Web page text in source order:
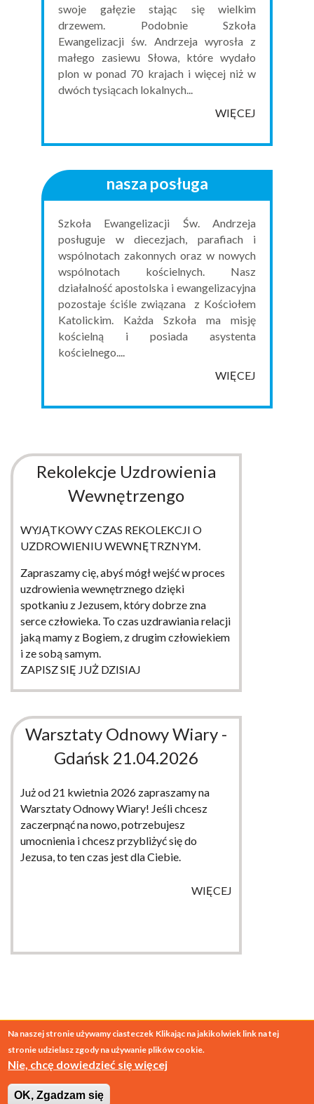
swoje gałęzie stając się wielkim
drzewem. Podobnie Szkoła
Ewangelizacji św. Andrzeja wyrosła z
małego zasiewu Słowa, które wydało
plon w ponad 70 krajach i więcej niż w
dwóch tysiącach lokalnych...
WIĘCEJ
nasza posługa
Szkoła Ewangelizacji Św. Andrzeja
posługuje w diecezjach, parafiach i
wspólnotach zakonnych oraz w nowych
wspólnotach kościelnych. Nasz
działalność apostolska i ewangelizacyjna
pozostaje ściśle związana z Kościołem
Katolickim. Każda Szkoła ma misję
kościelną i posiada asystenta
kościelnego....
WIĘCEJ
Rekolekcje Uzdrowienia
Wewnętrzengo
WYJĄTKOWY CZAS REKOLEKCJI O
UZDROWIENIU WEWNĘTRZNYM.
Zapraszamy cię, abyś mógł wejść w proces
uzdrowienia wewnętrznego dzięki
spotkaniu z Jezusem, który dobrze zna
serce człowieka. To czas uzdrawiania relacji
jaką mamy z Bogiem, z drugim człowiekiem
i ze sobą samym.
ZAPISZ SIĘ JUŻ DZISIAJ
Warsztaty Odnowy Wiary -
Gdańsk 21.04.2026
Już od 21 kwietnia 2026 zapraszamy na
Warsztaty Odnowy Wiary! Jeśli chcesz
zaczerpnąć na nowo, potrzebujesz
umocnienia i chcesz przybliżyć się do
Jezusa, to ten czas jest dla Ciebie.
WIĘCEJ
© 2026SESA Polska
Na naszej stronie używamy ciasteczek Klikając na jakikolwiek link na tej
stronie udzielasz zgody na używanie plików cookie.
Nie, chcę dowiedzieć się więcej
OK, Zgadzam się